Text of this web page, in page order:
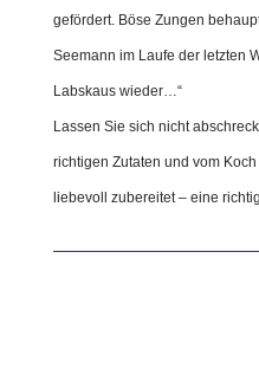
gefördert. Böse Zungen
Seemann im Laufe der letzten
Labskaus wieder…“
Lassen Sie sich nicht
richtigen Zutaten und vom
liebevoll zubereitet – eine